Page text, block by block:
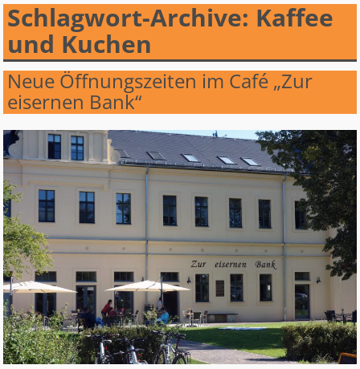
Schlagwort-Archive: Kaffee
und Kuchen
Neue Öffnungszeiten im Café „Zur
eisernen Bank“